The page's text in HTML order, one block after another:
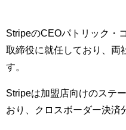
StripeのCEOパトリック・
取締役に就任しており、両
す。
Stripeは加盟店向けのステ
おり、クロスボーダー決済